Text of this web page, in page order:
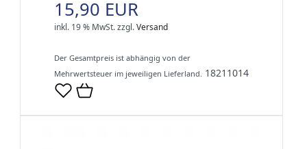
15,90 EUR
inkl. 19 % MwSt.zzgl.Versand
Der Gesamtpreis ist abhängig von der
Mehrwertsteuer im jeweiligen Lieferland. 18211014